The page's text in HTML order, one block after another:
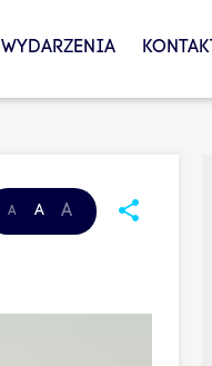
WYDARZENIA KONTAKT
A A A share